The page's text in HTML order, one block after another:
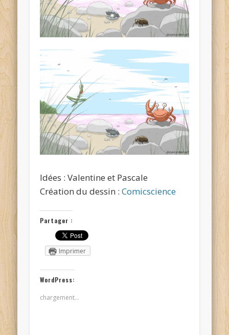
Idées : Valentine et Pascale
Création du dessin :Comicscience
Partager :
Imprimer
WordPress:
chargement…